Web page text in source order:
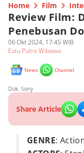
Home Film
Review Film:
Penebusan
06 Okt 2024, 17:45 WIB
Estu Putro Wibowo
News Channel
Dok. Sony
Share Article
GENRE: